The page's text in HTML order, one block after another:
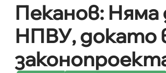
Пеканов:
НПВУ, докато